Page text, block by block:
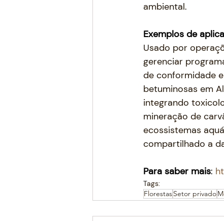
ambiental.
Exemplos de
Usado por
gerenciar
de conformidade
betuminosas em
integrando
mineração de
ecossistemas
compartilhado a
Para saber mais:
Tags:
FlorestasSetor privado